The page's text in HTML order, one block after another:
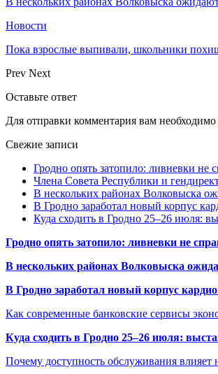
Новости
Пока взрослые выпивали, школьники
Prev Next
Оставьте ответ
Для отправки комментария вам необходимо
Свежие записи
Гродно опять затопило: ливневки не
Члена Совета Республики и
В нескольких районах Волковыска
В Гродно заработал новый корпус
Куда сходить в Гродно 25–26 июля:
Гродно опять затопило: ливневки не
В нескольких районах Волковыска
В Гродно заработал новый корпус
Как современные банковские сервисы
Куда сходить в Гродно 25–26 июля:
Почему доступность обслуживания